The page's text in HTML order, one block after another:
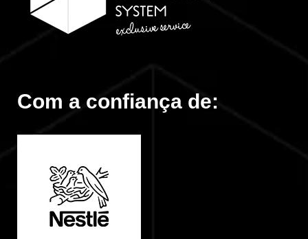
Com a confiança de: